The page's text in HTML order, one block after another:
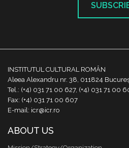
INSTITUTUL CULTURAL ROMÂN
Aleea Alexandru nr. 38, 011824
Tel.: (+4) 031 71 00 627, (+4) 031 71 00
Fax: (+4) 031 71 00 607
E-mail: icr@icr.ro
ABOUT US